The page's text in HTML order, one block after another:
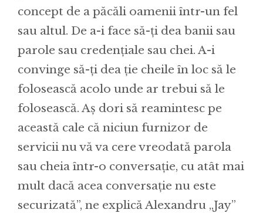
concept de a păcăli oamenii într-un fel
sau altul. De a-i face să-ți dea banii sau
parole sau credențiale sau chei. A-i
convinge să-ți dea ție cheile în loc să le
folosească acolo unde ar trebui să le
folosească. Aș dori să reamintesc pe
această cale că niciun furnizor de
servicii nu vă va cere vreodată parola
sau cheia într-o conversație, cu atât mai
mult dacă acea conversație nu este
securizată”, ne explică Alexandru „Jay”